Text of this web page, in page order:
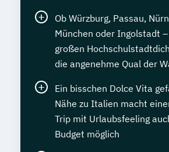
Ob Würzburg, Passau,
München oder Ingolstadt
großen
die angenehme Qual der
Ein bisschen Dolce Vita
Nähe zu Italien macht
Trip mit Urlaubsfeeling
Budget möglich